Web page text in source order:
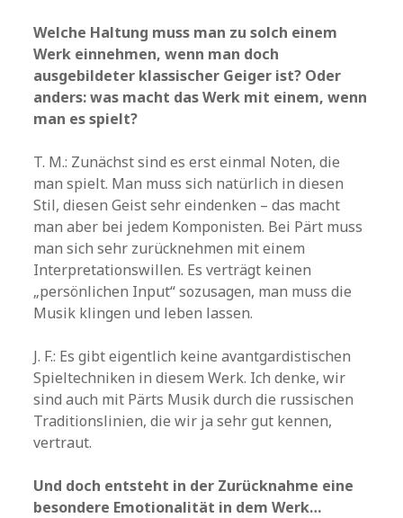
Welche Haltung muss man zu solch einem
Werk einnehmen, wenn man doch
ausgebildeter klassischer Geiger ist? Oder
anders: was macht das Werk mit einem, wenn
man es spielt?
T. M.: Zunächst sind es erst einmal Noten, die
man spielt. Man muss sich natürlich in diesen
Stil, diesen Geist sehr eindenken – das macht
man aber bei jedem Komponisten. Bei Pärt muss
man sich sehr zurücknehmen mit einem
Interpretationswillen. Es verträgt keinen
„persönlichen Input“ sozusagen, man muss die
Musik klingen und leben lassen.
J. F.: Es gibt eigentlich keine avantgardistischen
Spieltechniken in diesem Werk. Ich denke, wir
sind auch mit Pärts Musik durch die russischen
Traditionslinien, die wir ja sehr gut kennen,
vertraut.
Und doch entsteht in der Zurücknahme eine
besondere Emotionalität in dem Werk…